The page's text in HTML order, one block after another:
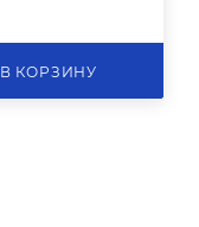
В КОРЗИНУ